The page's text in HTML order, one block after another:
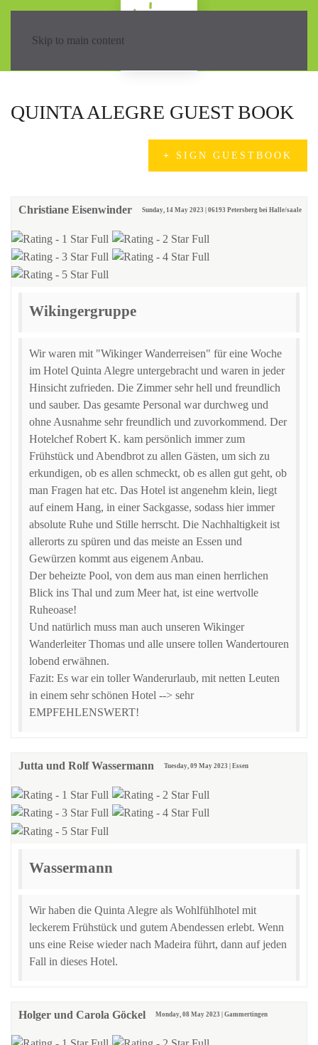
Skip to main content
QUINTA ALEGRE GUEST BOOK
SIGN GUESTBOOK
Christiane Eisenwinder Sunday, 14 May 2023 | 06193 Petersberg bei Halle/saale
Wikingergruppe
Wir waren mit "Wikinger Wanderreisen" für eine Woche
im Hotel Quinta Alegre untergebracht und waren in jeder
Hinsicht zufrieden. Die Zimmer sehr hell und freundlich
und sauber. Das gesamte Personal war durchweg und
ohne Ausnahme sehr freundlich und zuvorkommend. Der
Hotelchef Robert K. kam persönlich immer zum
Frühstück und Abendbrot zu allen Gästen, um sich zu
erkundigen, ob es allen schmeckt, ob es allen gut geht, ob
man Fragen hat etc. Das Hotel ist angenehm klein, liegt
auf einem Hang, in einer Sackgasse, sodass hier immer
absolute Ruhe und Stille herrscht. Die Nachhaltigkeit ist
allerorts zu spüren und das meiste an Essen und
Gewürzen kommt aus eigenem Anbau.
Der beheizte Pool, von dem aus man einen herrlichen
Blick ins Thal und zum Meer hat, ist eine wertvolle
Ruheoase!
Und natürlich muss man auch unseren Wikinger
Wanderleiter Thomas und alle unsere tollen Wandertouren
lobend erwähnen.
Fazit: Es war ein toller Wanderurlaub, mit netten Leuten
in einem sehr schönen Hotel --> sehr
EMPFEHLENSWERT!
Jutta und Rolf Wassermann Tuesday, 09 May 2023 | Essen
Wassermann
Wir haben die Quinta Alegre als Wohlfühlhotel mit
leckerem Frühstück und gutem Abendessen erlebt. Wenn
uns eine Reise wieder nach Madeira führt, dann auf jeden
Fall in dieses Hotel.
Holger und Carola Göckel Monday, 08 May 2023 | Gammertingen